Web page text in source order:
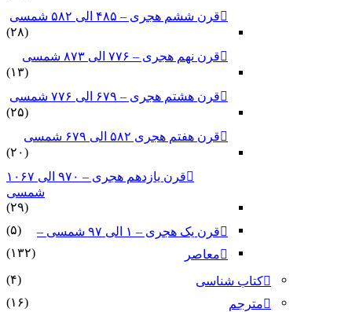
قرن ششم هجری – ۴۸۵ الی ۵۸۲ شمسی
(۲۸)
قرن نهم هجری – ۷۷۶ الی ۸۷۳ شمسی
(۱۳)
قرن هشتم هجری – ۶۷۹ الی ۷۷۶ شمسی
(۲۵)
قرن هفتم هجری ۵۸۲ الی ۶۷۹ شمسی
(۲۰)
قرن یازدهم هجری – ۹۷۰ الی ۱۰۶۷
شمسی
(۲۹)
قرن یک هجری – ۱ الی ۹۷ شمسی –
(۵)
معاصر
(۱۳۲)
کتاب شناسی
(۴)
مترجم
(۱۶)